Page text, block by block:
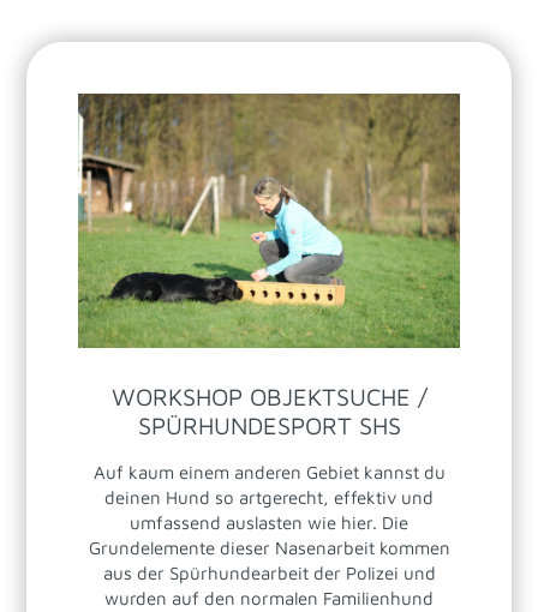
WORKSHOP OBJEKTSUCHE /
SPÜRHUNDESPORT SHS
Auf kaum einem anderen Gebiet kannst du
deinen Hund so artgerecht, effektiv und
umfassend auslasten wie hier. Die
Grundelemente dieser Nasenarbeit kommen
aus der Spürhundearbeit der Polizei und
wurden auf den normalen Familienhund